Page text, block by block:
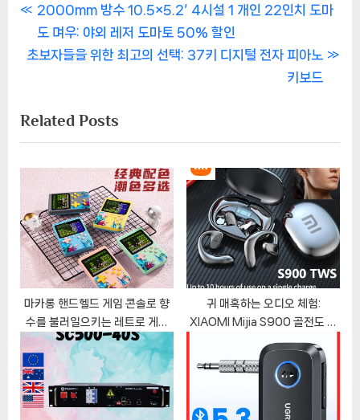
글
탐
P
r
e
o
u
s
o
s
t
2000mm 방수 10.5×5.2′ 4시설 1 개인 22인치 도마
도 며우: 야외 레저 도마토 50% 할인
N
t
P
o
t
:
초보자들을 위한 최고의 선택: 37키 디지털 전자 피아노
키보드
Related Posts
마카롱 핸드헬드 게임 콘솔로 향
수를 불러일으키는 레트로 게임
여행
귀 매혹하는 오디오 체험:
XIAOMI Mijia S900 골전도 무
선 이어폰